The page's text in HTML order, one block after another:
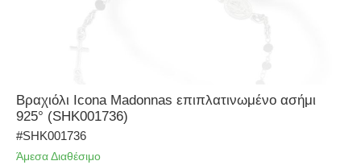
Bραχιόλι Icona Madonnas επιπλατινωμένο ασήμι
925° (SHK001736)
#SHK001736
Άμεσα Διαθέσιμο